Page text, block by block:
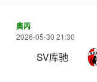
奥丙
2026-05-30 21:30
SV库驰